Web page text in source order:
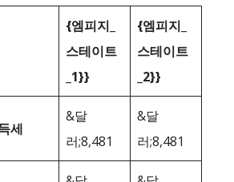
{엠피지_
스테이트
_1}}
{엠피지_
스테이트
_2}}
세
&달
러;8,481
&달
러;8,481